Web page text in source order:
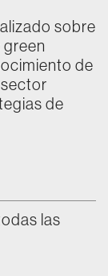
sobre
de
de
las